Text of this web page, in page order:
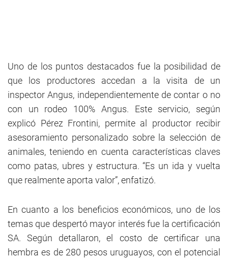
Uno de los puntos destacados fue la posibilidad de
que los productores accedan a la visita de un
inspector Angus, independientemente de contar o no
con un rodeo 100% Angus. Este servicio, según
explicó Pérez Frontini, permite al productor recibir
asesoramiento personalizado sobre la selección de
animales, teniendo en cuenta características claves
como patas, ubres y estructura. “Es un ida y vuelta
que realmente aporta valor”, enfatizó.
En cuanto a los beneficios económicos, uno de los
temas que despertó mayor interés fue la certificación
SA. Según detallaron, el costo de certificar una
hembra es de 280 pesos uruguayos, con el potencial